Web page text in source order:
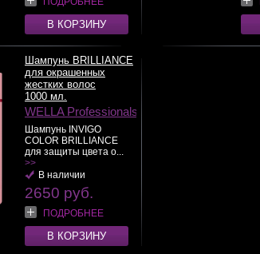
В КОРЗИНУ
Шампунь BRILLIANCE
для окрашенных
жестких волос
1000 мл.
WELLA Professionals
Шампунь INVIGO
COLOR BRILLIANCE
для защиты цвета о...
>>
В наличии
2650 руб.
ПОДРОБНЕЕ
В КОРЗИНУ